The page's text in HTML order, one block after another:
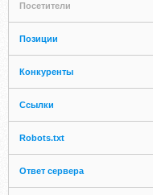
Посетители
Позиции
Конкуренты
Ссылки
Robots.txt
Ответ сервера